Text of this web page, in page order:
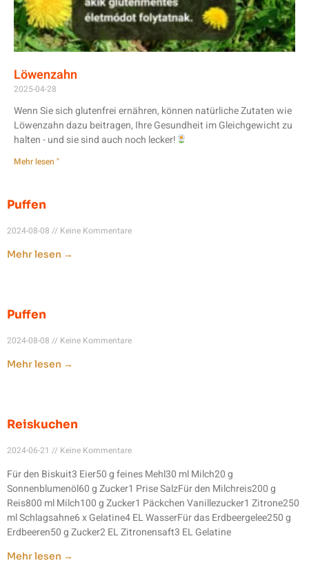
Löwenzahn
2025-04-28
Wenn Sie sich glutenfrei ernähren, können natürliche Zutaten wie
Löwenzahn dazu beitragen, Ihre Gesundheit im Gleichgewicht zu
halten - und sie sind auch noch lecker!
Mehr lesen "
Puffen
2024-08-08
Keine Kommentare
Mehr lesen →
Puffen
2024-08-08
Keine Kommentare
Mehr lesen →
Reiskuchen
2024-06-21 Keine Kommentare
Für den Biskuit3 Eier50 g feines Mehl30 ml Milch20 g
Sonnenblumenöl60 g Zucker1 Prise SalzFür den Milchreis200 g
Reis800 ml Milch100 g Zucker1 Päckchen Vanillezucker1 Zitrone250
ml Schlagsahne6 x Gelatine4 EL WasserFür das Erdbeergelee250 g
Erdbeeren50 g Zucker2 EL Zitronensaft3 EL Gelatine
Mehr lesen →